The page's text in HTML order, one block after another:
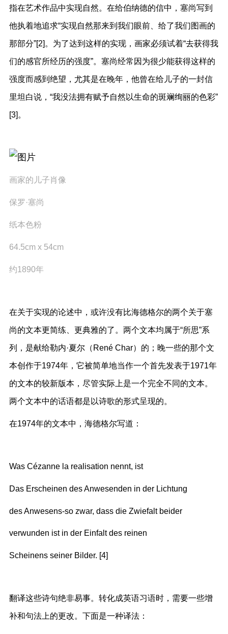
指在艺术作品中实现自然。在给伯纳德的信中，塞尚写到
他执着地追求“实现自然那来到我们眼前、给了我们图画的
那部分”[2]。为了达到这样的实现，画家必须试着“去获得我
们的感官所经历的强度”。塞尚经常因为很少能获得这样的
强度而感到绝望，尤其是在晚年，他曾在给儿子的一封信
里坦白说，“我没法拥有赋予自然以生命的斑斓绚丽的色彩”
[3]。
画家的儿子肖像
保罗·塞尚
纸本色粉
64.5cm x 54cm
约1890年
在关于实现的论述中，或许没有比海德格尔的两个关于塞
尚的文本更简练、更典雅的了。两个文本均属于“所思”系
列，是献给勒内·夏尔（René Char）的；晚一些的那个文
本创作于1974年，它被简单地当作一个首先发表于1971年
的文本的较新版本，尽管实际上是一个完全不同的文本。
两个文本中的话语都是以诗歌的形式呈现的。
在1974年的文本中，海德格尔写道：
Was Cézanne la realisation nennt, ist
Das Erscheinen des Anwesenden in der Lichtung
des Anwesens-so zwar, dass die Zwiefalt beider
verwunden ist in der Einfalt des reinen
Scheinens seiner Bilder. [4]
翻译这些诗句绝非易事。转化成英语习语时，需要一些增
补和句法上的更改。下面是一种译法：